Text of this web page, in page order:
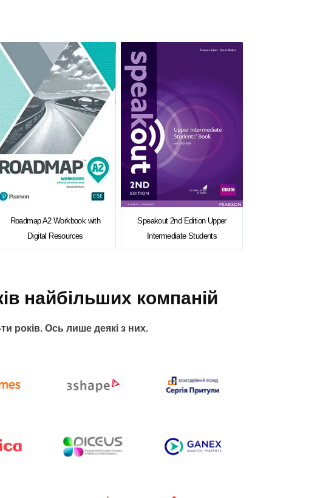
Roadmap A2 Workbook with
Digital Resources
Speakout 2nd Edition Upper
Intermediate Students
найбільших компаній
років. Ось лише деякі з них.